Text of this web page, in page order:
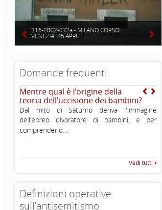
316-2002-072a - MILANO CORSO
VENEZIA, 25 APRILE
Domande frequenti
Mentre qual è l’origine della
teoria dell’uccisione dei bambini?
Dal mito di Saturno deriva l'immagine
dell’ebreo divoratore di bambini, e per
comprenderlo...
Vedi tutti
Definizioni operative
sull’antisemitismo